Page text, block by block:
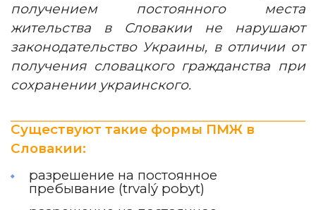
получением постоянного места
жительства в Словакии не нарушают
законодательство Украины, в отличии от
получения словацкого гражданства при
сохранении украинского.
Существуют такие формы ПМЖ в
Словакии:
разрешение на постоянное
пребывание (trvalý pobyt)